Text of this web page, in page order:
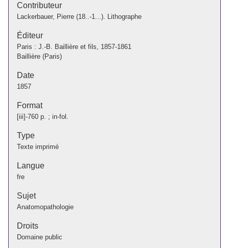
Contributeur
Lackerbauer, Pierre (18..-1...). Lithographe
Éditeur
Paris : J.-B. Baillière et fils, 1857-1861
Baillière (Paris)
Date
1857
Format
[iii]-760 p. ; in-fol.
Type
Texte imprimé
Langue
fre
Sujet
Anatomopathologie
Droits
Domaine public